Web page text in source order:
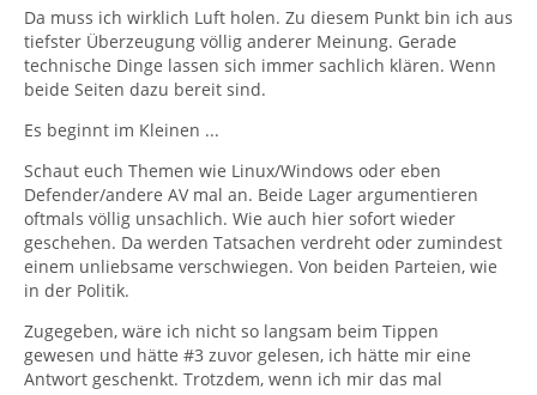
Da muss ich wirklich Luft holen. Zu diesem Punkt bin ich aus
tiefster Überzeugung völlig anderer Meinung. Gerade
technische Dinge lassen sich immer sachlich klären. Wenn
beide Seiten dazu bereit sind.
Es beginnt im Kleinen ...
Schaut euch Themen wie Linux/Windows oder eben
Defender/andere AV mal an. Beide Lager argumentieren
oftmals völlig unsachlich. Wie auch hier sofort wieder
geschehen. Da werden Tatsachen verdreht oder zumindest
einem unliebsame verschwiegen. Von beiden Parteien, wie
in der Politik.
Zugegeben, wäre ich nicht so langsam beim Tippen
gewesen und hätte #3 zuvor gelesen, ich hätte mir eine
Antwort geschenkt. Trotzdem, wenn ich mir das mal